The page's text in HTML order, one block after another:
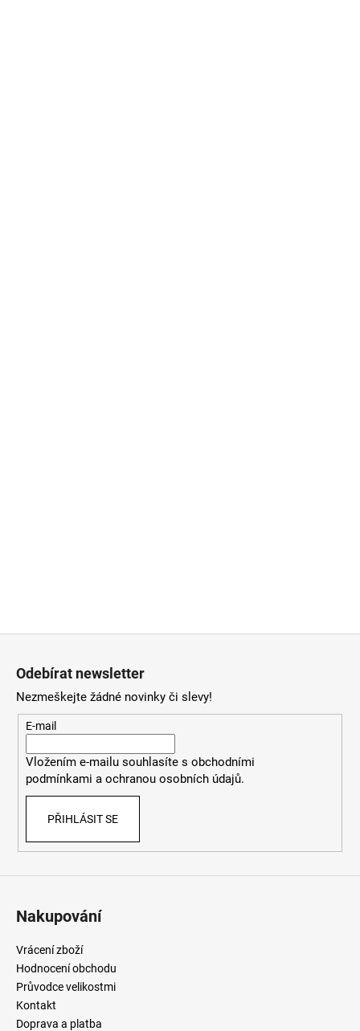
Odebírat newsletter
Nezmeškejte žádné novinky či slevy!
E-mail
Vložením e-mailu souhlasítes obchodními
podmínkami a ochranou osobních údajů.
PŘIHLÁSIT SE
Nakupování
Vrácení zboží
Hodnocení obchodu
Průvodce velikostmi
Kontakt
Doprava a platba